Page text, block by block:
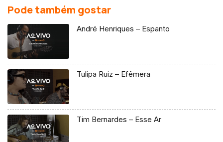
Pode também gostar
André Henriques – Espanto
Tulipa Ruiz – Efêmera
Tim Bernardes – Esse Ar